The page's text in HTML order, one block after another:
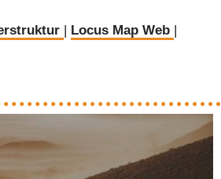
| Locus Map Web |